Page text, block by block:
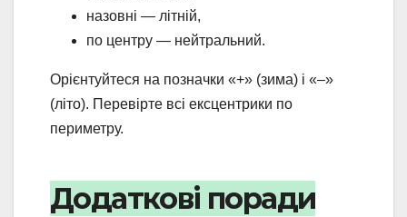
назовні — літній,
по центру — нейтральний.
Орієнтуйтеся на позначки «+» (зима) і «–»
(літо). Перевірте всі ексцентрики по
периметру.
Додаткові поради